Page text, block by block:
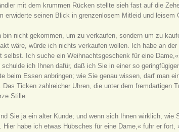
mit dem krummen Rücken stellte sieh fast auf die
erwiderte seinen Blick in grenzenlosem Mitleid und leisem
nicht gekommen, um zu verkaufen, sondern um zu
wäre, würde ich nichts verkaufen wollen. Ich habe an
Ich suche ein Weihnachtsgeschenk für eine
ich Ihnen dafür, daß ich Sie in einer so
beim Essen anbringen; wie Sie genau wissen, darf man
Ticken zahlreicher Uhren, die unter dem fremdartigen
Stille.
Sie ja ein alter Kunde; und wenn sich Ihnen wirklich,
habe ich etwas Hübsches für eine Dame,« fuhr er